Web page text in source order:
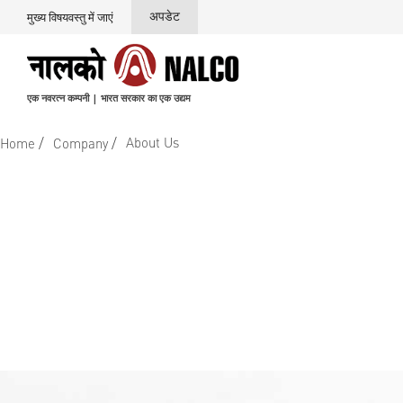
मुख्य विषयवस्तु में जाएं अपडेट
एक नवरत्न कम्पनी | भारत सरकार का एक उद्यम
Home / Company / About Us